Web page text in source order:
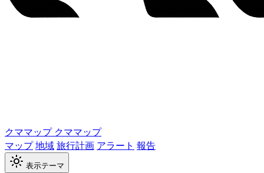
クママップ クママップ
マップ地域旅行計画 アラート 報告
表示テーマ